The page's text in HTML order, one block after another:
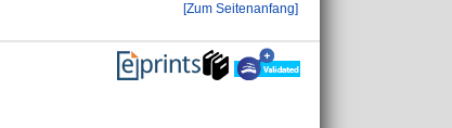
[Zum Seitenanfang]